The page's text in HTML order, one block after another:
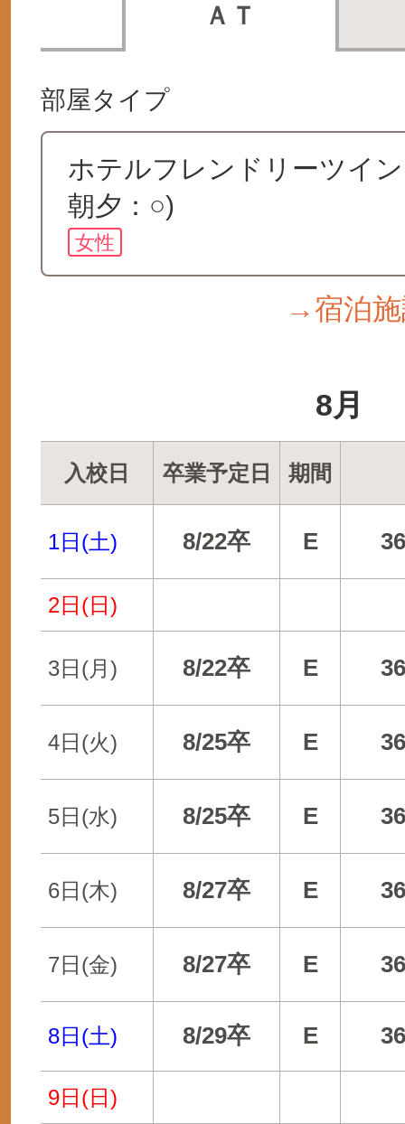
ＡＴ
部屋タイプ
ホテルフレンドリーツイ
朝夕：○)
女性
→宿泊
8月
入校日 卒業予定日 期間
1日(土) 8/22卒 E
2日(日)
3日(月) 8/22卒 E
4日(火) 8/25卒 E
5日(水) 8/25卒 E
6日(木) 8/27卒 E
7日(金) 8/27卒 E
8日(土) 8/29卒 E
9日(日)